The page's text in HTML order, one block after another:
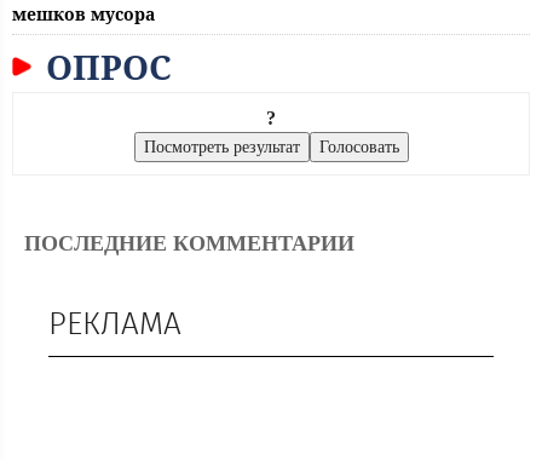
мешков мусора
ОПРОС
?
ПОСЛЕДНИЕ КОММЕНТАРИИ
РЕКЛАМА